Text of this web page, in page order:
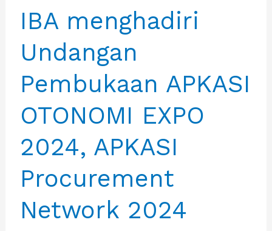
IBA menghadiri
Undangan
Pembukaan APKASI
OTONOMI EXPO
2024, APKASI
Procurement
Network 2024